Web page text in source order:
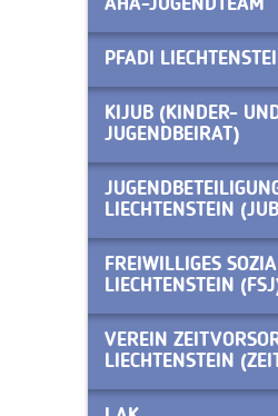
AHA-JUGENDTEAM
PFADI
KIJUB (KINDER-
JUGENDBEIRAT)
LIECHTENSTEIN
FREIWILLIGES
LIECHTENSTEIN
VEREIN
LIECHTENSTEIN